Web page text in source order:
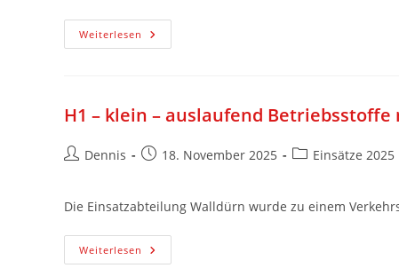
Weiterlesen
H1 – klein – auslaufend Betriebsstoffe
Dennis 18. November 2025 Einsätze 2025
Die Einsatzabteilung Walldürn wurde zu einem
Weiterlesen